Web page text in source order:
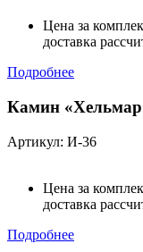
Цена за
доставка
Подробнее
Камин
Артикул: И-36
Цена за
доставка
Подробнее